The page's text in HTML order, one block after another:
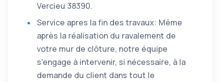
Vercieu 38390.
Service apres la fin des travaux: Même
après la réalisation du ravalement de
votre mur de clôture, notre équipe
s'engage à intervenir, si nécessaire, à la
demande du client dans tout le